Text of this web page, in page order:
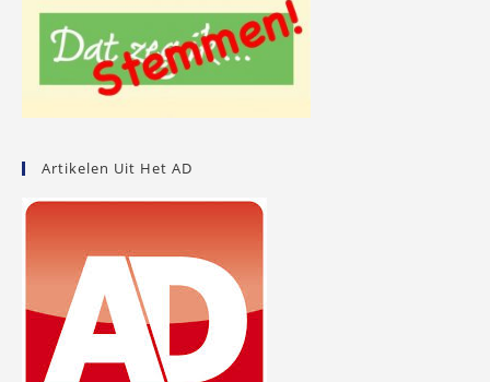
Artikelen Uit Het AD